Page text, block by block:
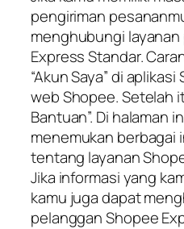
pengiriman
menghubungi
Express Standar.
“Akun Saya” di
web Shopee. Setelah
Bantuan”. Di halaman
menemukan berbagai
tentang layanan
Jika informasi yang
kamu juga dapat
pelanggan Shopee